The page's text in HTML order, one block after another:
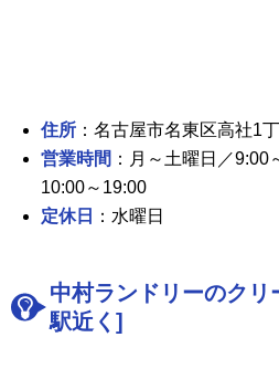
住所 ：名古屋市名東区高社1
営業時間 ：月～土曜日／9:00
10:00～19:00
定休日
：水曜日
中村ランドリーのク
駅近く]